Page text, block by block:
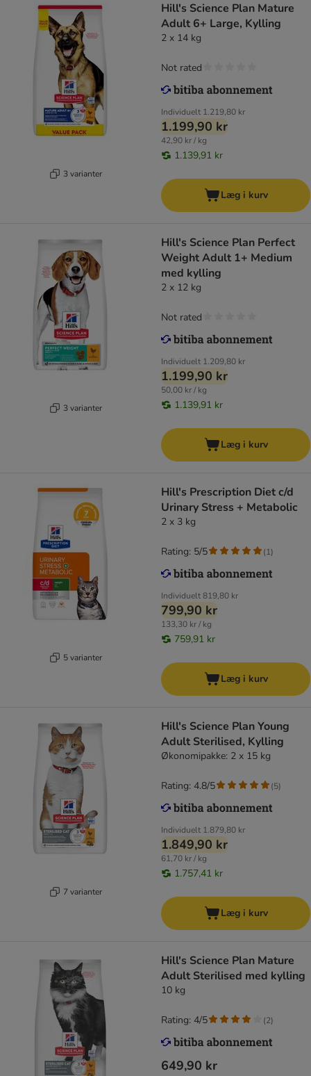
3 varianter
Hill's Science Plan Mature
Adult 6+ Large, Kylling
2 x 14 kg
Individuelt 1.219,80 kr
1.199,90 kr
42,90 kr / kg
1.139,91 kr
Not rated
Læg i kurv
3 varianter
Hill's Science Plan Perfect
Weight Adult 1+ Medium
med kylling
2 x 12 kg
Individuelt 1.209,80 kr
1.199,90 kr
50,00 kr / kg
1.139,91 kr
Not rated
Læg i kurv
5 varianter
Hill's Prescription Diet c/d
Urinary Stress + Metabolic
2 x 3 kg
Individuelt819,80 kr
799,90 kr
133,30 kr / kg
759,91 kr
Rating: 5/5 (1)
Læg i kurv
7 varianter
Hill's Science Plan Young
Adult Sterilised, Kylling
Økonomipakke: 2 x 15 kg
Individuelt 1.879,80 kr
1.849,90 kr
61,70 kr / kg
1.757,41 kr
Rating: 4.8/5 (5)
Læg i kurv
Hill's Science Plan Mature
Adult Sterilised med kylling
10 kg
649,90 kr
Rating: 4/5 (2)